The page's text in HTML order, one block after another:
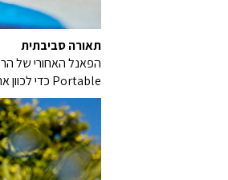
תאורה סביבתית
Portable כדי לכוון את הבהירות ולנעול את המראה המועדף עליכם.